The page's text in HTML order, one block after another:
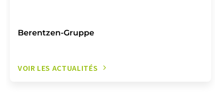
Berentzen-Gruppe
VOIR LES ACTUALITÉS